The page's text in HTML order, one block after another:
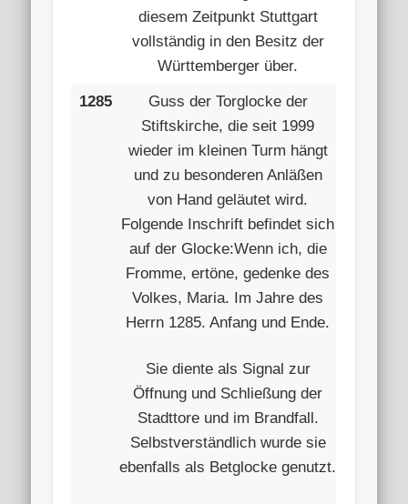
diesem Zeitpunkt Stuttgart
vollständig in den Besitz der
Württemberger über.
1285
Guss der Torglocke der
Stiftskirche, die seit 1999
wieder im kleinen Turm hängt
und zu besonderen Anläßen
von Hand geläutet wird.
Folgende Inschrift befindet sich
auf der Glocke:Wenn ich, die
Fromme, ertöne, gedenke des
Volkes, Maria. Im Jahre des
Herrn 1285. Anfang und Ende.
Sie diente als Signal zur
Öffnung und Schließung der
Stadttore und im Brandfall.
Selbstverständlich wurde sie
ebenfalls als Betglocke genutzt.